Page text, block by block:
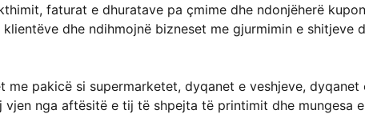
faturat e dhuratave pa çmime dhe ndonjëherë
dhe ndihmojnë bizneset me gjurmimin e shitjeve
pakicë si supermarketet, dyqanet e veshjeve, dyqanet
nga aftësitë e tij të shpejta të printimit dhe mungesa e